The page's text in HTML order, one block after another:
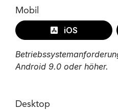
Mobil
iOS
Android 9.0 oder höher.
Desktop